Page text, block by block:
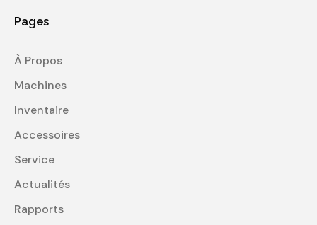
Pages
À Propos
Machines
Inventaire
Accessoires
Service
Actualités
Rapports